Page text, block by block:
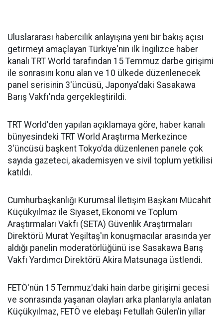
Uluslararası habercilik anlayışına yeni bir bakış açısı
getirmeyi amaçlayan Türkiye'nin ilk İngilizce haber
kanalı TRT World tarafından 15 Temmuz darbe girişimi
ile sonrasını konu alan ve 10 ülkede düzenlenecek
panel serisinin 3'üncüsü, Japonya'daki Sasakawa
Barış Vakfı'nda gerçekleştirildi.
TRT World'den yapılan açıklamaya göre, haber kanalı
bünyesindeki TRT World Araştırma Merkezince
3'üncüsü başkent Tokyo'da düzenlenen panele çok
sayıda gazeteci, akademisyen ve sivil toplum yetkilisi
katıldı.
Cumhurbaşkanlığı Kurumsal İletişim Başkanı Mücahit
Küçükyılmaz ile Siyaset, Ekonomi ve Toplum
Araştırmaları Vakfı (SETA) Güvenlik Araştırmaları
Direktörü Murat Yeşiltaş'ın konuşmacılar arasında yer
aldığı panelin moderatörlüğünü ise Sasakawa Barış
Vakfı Yardımcı Direktörü Akira Matsunaga üstlendi.
FETÖ'nün 15 Temmuz'daki hain darbe girişimi gecesi
ve sonrasında yaşanan olayları arka planlarıyla anlatan
Küçükyılmaz, FETÖ ve elebaşı Fetullah Gülen'in yıllar